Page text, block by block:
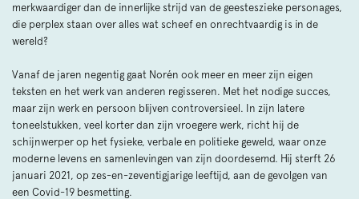
merkwaardiger dan de innerlijke strijd van de geesteszieke personages,
die perplex staan over alles wat scheef en onrechtvaardig is in de
wereld?
Vanaf de jaren negentig gaat Norén ook meer en meer zijn eigen
teksten en het werk van anderen regisseren. Met het nodige succes,
maar zijn werk en persoon blijven controversieel. In zijn latere
toneelstukken, veel korter dan zijn vroegere werk, richt hij de
schijnwerper op het fysieke, verbale en politieke geweld, waar onze
moderne levens en samenlevingen van zijn doordesemd. Hij sterft 26
januari 2021, op zes-en-zeventigjarige leeftijd, aan de gevolgen van
een Covid-19 besmetting.